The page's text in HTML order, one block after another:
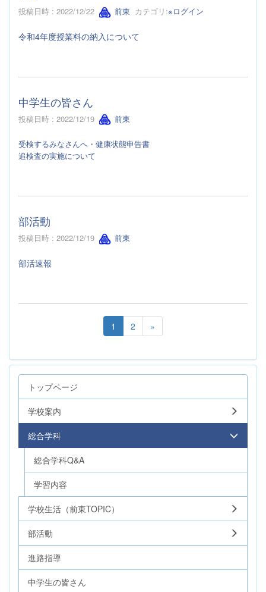
投稿日時 : 2022/12/22 前東 カテゴリ:※ログイン
令和4年度授業料の納入について
中学生の皆さん
投稿日時 : 2022/12/19 前東
受検するみなさんへ・健康状態申告書
追検査の実施について
部活動
投稿日時 : 2022/12/19 前東
部活速報
1 2 »
トップページ
学校案内
総合学科
総合学科Q&A
学習内容
学校生活（前東TOPIC）
部活動
進路指導
中学生の皆さん